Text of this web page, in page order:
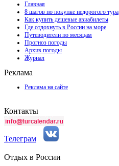
Главная
8 шагов по покупке недорогого тура
Как купить дешевые авиабилеты
Где отдохнуть в России на море
Путеводители по месяцам
Прогноз погоды
Архив погоды
Журнал
Реклама
Реклама на сайте
Контакты
Телеграм
Отдых в России